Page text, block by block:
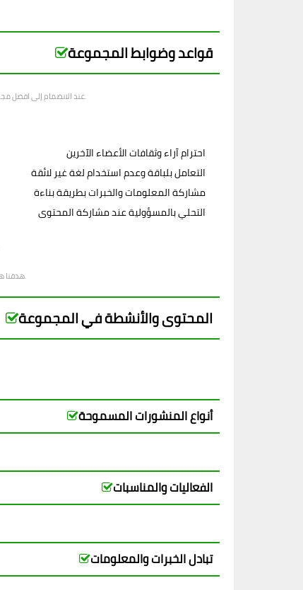
قواعد وضوابط المجموعة
عند الانضمام إلى افضلبشكل إيجابي.
احترام آراء وثقافات الأعضاء الآخرين
التعامل بلباقة وعدم استخدام لغة غير لائقة
مشاركة المعلومات والخبرات بطريقة بناءة
التحلي بالمسؤولية عند مشاركة المحتوى
هدفنا. نريد للعضوين التفاعل بحرية، الاستفادة من تجارب الآخرين، وتعزيز معرفتهم في مجالات مختلفة.
المحتوى والأنشطة في المجموعة
أنواع المنشورات المسموحة
الفعاليات والمناسبات
تبادل الخبرات والمعلومات